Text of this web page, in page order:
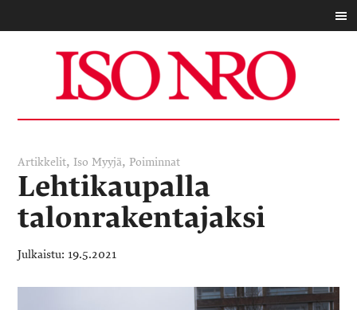
Artikkelit, Iso Myyjä, Poiminnat
Lehtikaupalla
talonrakentajaksi
19.5.2021